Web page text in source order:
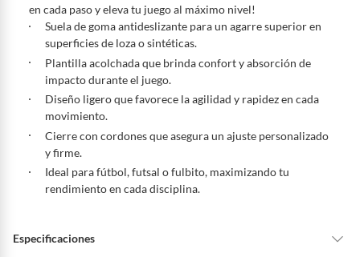
Productos vendidos porSodimactienen:
48 horas: cemento, mezclas de hormigón, morteros, yeso y otros
productos para asfalto.
7 días: productos eléctricos o a combustión, electrodomésticos,
máquinas.
No se pueden devolver o cambiar bajo cambio de opinión
Productos de compra internacional.
Productos comprados en Outlet Atocongo.
Productos perecibles como alimentos, bebidas, medicamentos,
Productos digitales (descarga inmediata).
en cada paso y eleva tu juego al máximo nivel!
Suela de goma antideslizante para un agarre superior en
superficies de loza o sintéticas.
Plantilla acolchada que brinda confort y absorción de
impacto durante el juego.
Diseño ligero que favorece la agilidad y rapidez en cada
movimiento.
Cierre con cordones que asegura un ajuste personalizado
y firme.
Ideal para fútbol, futsal o fulbito, maximizando tu
rendimiento en cada disciplina.
Especificaciones